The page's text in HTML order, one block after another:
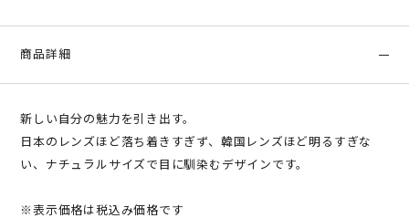
商品詳細
新しい自分の魅力を引き出す。
日本のレンズほど落ち着きすぎず、韓国レンズほど明るすぎな
い、ナチュラルサイズで目に馴染むデザインです。
※表示価格は税込み価格です